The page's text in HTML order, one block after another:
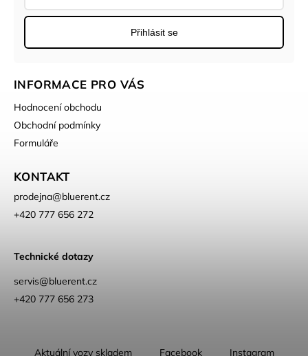
Přihlásit se
INFORMACE PRO VÁS
Hodnocení obchodu
Obchodní podmínky
Formuláře
KONTAKT
prodejna@bluerent.cz
+420 777 656 272
Technické dotazy
servis@bluerent.cz
+420 777 656 273
Aktuální vozy skladem Facebook
Instagram